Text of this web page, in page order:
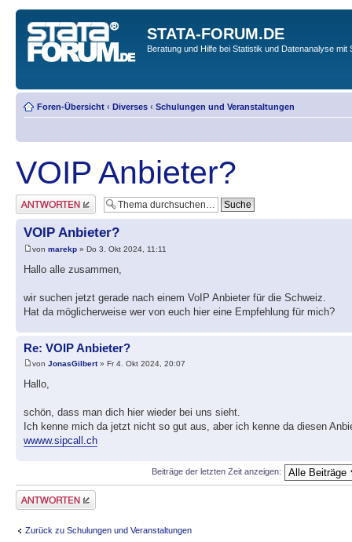
STATA-FORUM.DE
Beratung und Hilfe bei Statistik und Datenanalyse mit
Foren-Übersicht ‹ Diverses ‹ Schulungen und Veranstaltungen
VOIP Anbieter?
Antwort erstellen
VOIP Anbieter?
von marekp » Do 3. Okt 2024, 11:11
Hallo alle zusammen,
wir suchen jetzt gerade nach einem VoIP Anbieter für die Schweiz.
Hat da möglicherweise wer von euch hier eine Empfehlung für mich?
Re: VOIP Anbieter?
von JonasGilbert» Fr 4. Okt 2024, 20:07
Hallo,
schön, dass man dich hier wieder bei uns sieht.
Ich kenne mich da jetzt nicht so gut aus, aber ich kenne da diesen
wwww.sipcall.ch
Beiträge der letzten Zeit anzeigen:
Antwort erstellen
Zurück zu Schulungen und Veranstaltungen